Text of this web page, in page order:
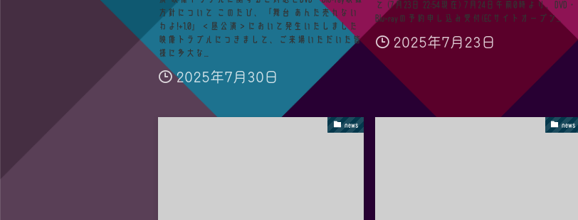
方針について このたび、『舞台 あんた売れない
わよ!+1.0』＜昼公演＞において発生いたしました
映像トラブルにつきまして、ご来場いただいた皆
様に多大な...
2025年7月30日
て (7月23日 22:54現在) 7月24日午前0時より、DVD・
Blu-rayの予約申し込み受付(ECサイトオープン...
2025年7月23日
news news